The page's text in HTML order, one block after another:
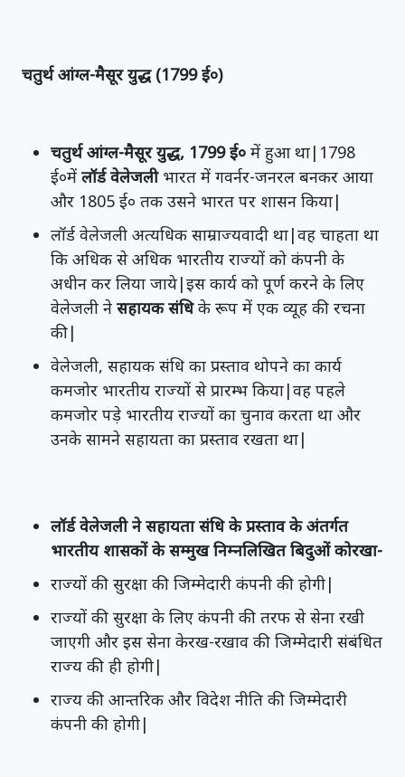
चतुर्थ आंग्ल-मैसूर युद्ध (1799 ई०)
चतुर्थ आंग्ल-मैसूर युद्ध, 1799 ई० में हुआ था|1798
ई०में लॉर्ड वेलेजलीभारत में गवर्नर-जनरल बनकर आया
और 1805 ई० तक उसने भारत पर शासन किया|
लॉर्ड वेलेजली अत्यधिक साम्राज्यवादी था|वह चाहता था
कि अधिक से अधिक भारतीय राज्यों को कंपनी के
अधीन कर लिया जाये|इस कार्य को पूर्ण करने के लिए
वेलेजली ने सहायक संधिके रूप में एक व्यूह की रचना
की|
वेलेजली, सहायक संधि का प्रस्ताव थोपने का कार्य
कमजोर भारतीय राज्यों से प्रारम्भ किया|वह पहले
कमजोर पड़े भारतीय राज्यों का चुनाव करता था और
उनके सामने सहायता का प्रस्ताव रखता था|
लॉर्ड वेलेजली ने सहायता संधि के प्रस्ताव के अंतर्गत
भारतीय शासकों के सम्मुख निम्नलिखित बिदुओं कोरखा-
राज्यों की सुरक्षा की जिम्मेदारी कंपनी की होगी|
राज्यों की सुरक्षा के लिए कंपनी की तरफ से सेना रखी
जाएगी और इस सेना केरख-रखाव की जिम्मेदारी संबंधित
राज्य की ही होगी|
राज्य की आन्तरिक और विदेश नीति की जिम्मेदारी
कंपनी की होगी|